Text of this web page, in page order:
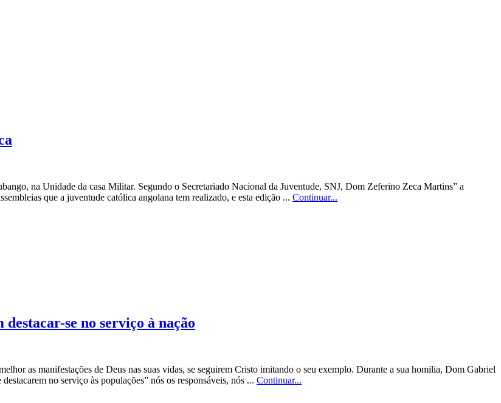
na Unidade da casa Militar. Segundo o Secretariado Nacional da Juventude, SNJ, Dom Zeferino Zeca Martins” a
que a juventude católica angolana tem realizado, e esta edição ... Continuar...
se no serviço à nação
as manifestações de Deus nas suas vidas, se seguirem Cristo imitando o seu exemplo. Durante a sua homilia, Dom Gabriel
no serviço às populações” nós os responsáveis, nós ... Continuar...